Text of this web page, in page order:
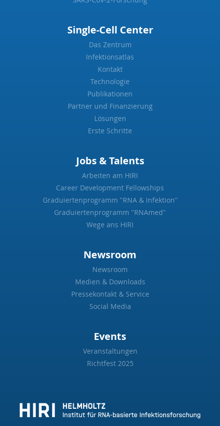
Single-Cell Center
Das Zentrum
Infektionsatlas
Kontakt
Technologie
Publikationen
Partner und Finanzierung
Lösungen
Erste Schritte
Jobs & Talents
Arbeiten am HIRI
Career Development Fellowships
Graduiertenprogramm "RNA & Infektion"
Graduiertenprogramm "RNAmed"
Wege ans HIRI
Newsroom
Newsroom
Medien & Downloads
Pressekontakt & Service
Social Media
Events
Veranstaltungen
Richtfest 2025